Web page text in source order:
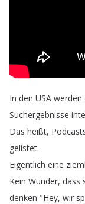
In den USA werden
Suchergebnisse
Das heißt,
gelistet.
Eigentlich eine
Kein Wunder, dass
denken "Hey, wir